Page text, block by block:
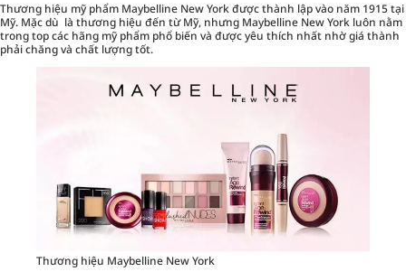
Thương hiệu mỹ phẩm Maybelline New York được thành lập vào năm 1915 tại
Mỹ. Mặc dù là thương hiệu đến từ Mỹ, nhưng Maybelline New York luôn nằm
trong top các hãng mỹ phẩm phổ biến và được yêu thích nhất nhờ giá thành
phải chăng và chất lượng tốt.
Thương hiệu Maybelline New York